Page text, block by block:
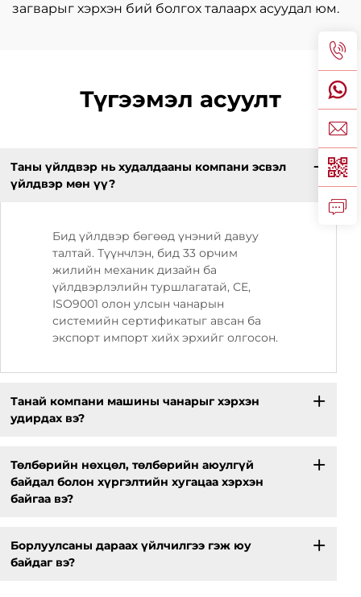
загварыг хэрхэн бий болгох талаарх асуудал юм.
Түгээмэл асуулт
Таны үйлдвэр нь худалдааны компани эсвэл
үйлдвэр мөн үү?
Бид үйлдвэр бөгөөд үнэний давуу
талтай. Түүнчлэн, бид 33 орчим
жилийн механик дизайн ба
үйлдвэрлэлийн туршлагатай, CE,
ISO9001 олон улсын чанарын
системийн сертификатыг авсан ба
экспорт импорт хийх эрхийг олгосон.
Танай компани машины чанарыг хэрхэн
удирдах вэ?
Төлбөрийн нөхцөл, төлбөрийн аюулгүй
байдал болон хүргэлтийн хугацаа хэрхэн
байгаа вэ?
Борлуулсаны дараах үйлчилгээ гэж юу
байдаг вэ?